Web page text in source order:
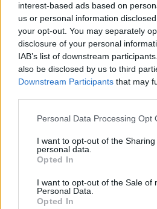
interest-based ads based on
us or personal information
your opt-out. You may separately
disclosure of your personal
IAB’s list of downstream
also be disclosed by us to third
Downstream Participants that may
Please note that this website/app
not limited to your visit or usage
grant or deny consent to Google
use your data for below specified
consent section.
Personal Data Processing Opt
I want to opt-out of the
personal data.
Opted In
I want to opt-out of the Sale of
Personal Data.
Opted In
Πρότεινε τέλος οι νέοι «να
κίνημα για την υπεράσπιση
της ανάγκης οι νέοι να πάνε
ημερομηνίες των εκλογών
σεζόν που δουλεύουν
προσπάθεια είναι να
και να βρεθεί ένας τρόπος
ψηφίζουν οι Έλληνες του
έχει βρει τρόπο να
σπίτια τους».